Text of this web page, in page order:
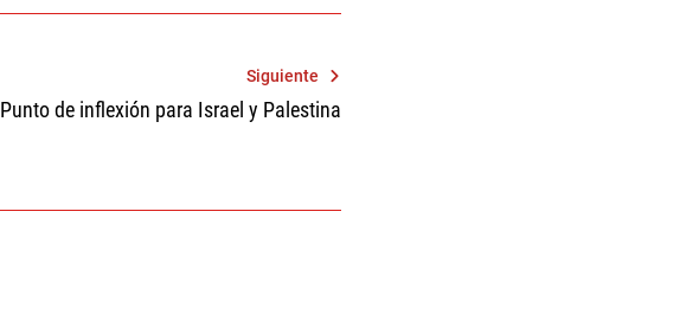
Siguiente
Punto de inflexión para Israel y Palestina